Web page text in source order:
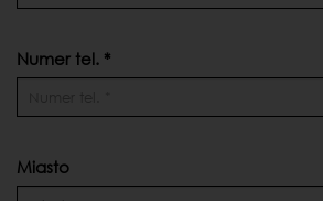
Numer tel. *
Miasto